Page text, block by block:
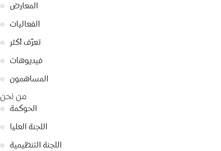
● المعارض
● الفعاليات
●
تعرّف أكثر
● فيديوهات
● المساهمون
من نحن
● الحوكمة
● اللجنة العليا
● اللجنة التنظيمية